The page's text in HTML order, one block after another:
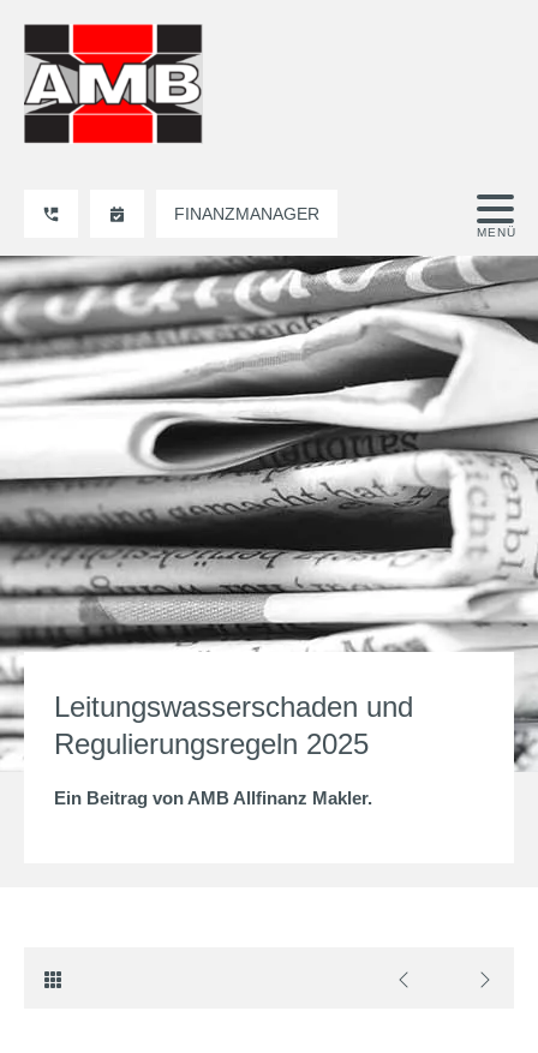
FINANZMANAGER
Leitungswasserschaden und
Regulierungsregeln 2025
Ein Beitrag von AMB Allfinanz Makler.